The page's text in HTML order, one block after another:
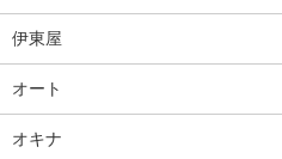
伊東屋
オート
オキナ